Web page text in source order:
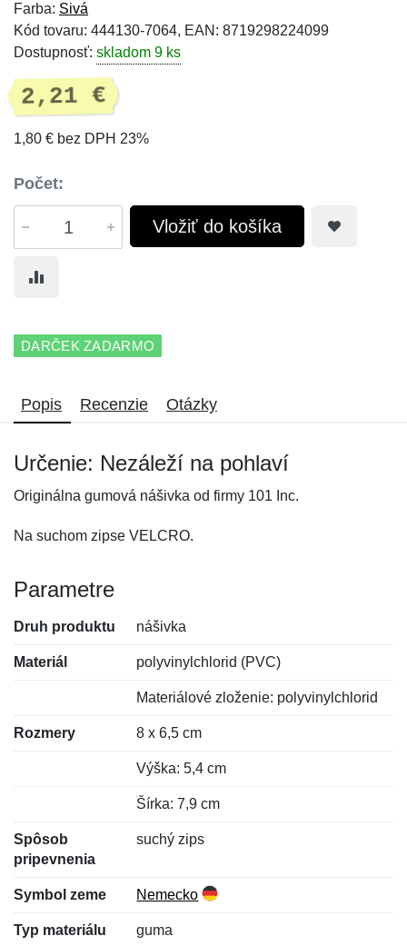
Farba: Sivá
Kód tovaru: 444130-7064, EAN: 8719298224099
Dostupnosť: skladom 9 ks
2,21 €
1,80 € bez DPH 23%
Počet:
Vložiť do košíka
DARČEK ZADARMO
Popis Recenzie Otázky
Určenie: Nezáleží na pohlaví
Originálna gumová nášivka od firmy 101 Inc.
Na suchom zipse VELCRO.
Parametre
Druh produktu nášivka
Materiál polyvinylchlorid (PVC)
Materiálové zloženie: polyvinylchlorid
Rozmery 8 x 6,5 cm
Výška: 5,4 cm
Šírka: 7,9 cm
Spôsob
pripevnenia
suchý zips
Symbol zeme Nemecko
Typ materiálu guma